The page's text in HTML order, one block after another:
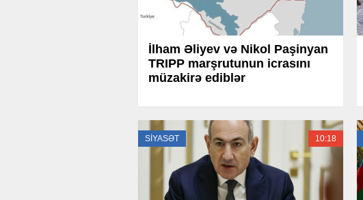
İlham Əliyev və Nikol Paşinyan
TRIPP marşrutunun icrasını
müzakirə ediblər
SİYASƏT 10:18